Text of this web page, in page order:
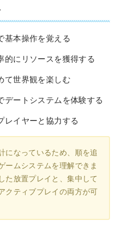
基本操作を覚える
的にリソースを獲得する
て世界観を楽しむ
デートシステムを体験する
レイヤーと協力する
になっているため、順を追
ームシステムを理解できま
た放置プレイと、集中して
クティブプレイの両方が可